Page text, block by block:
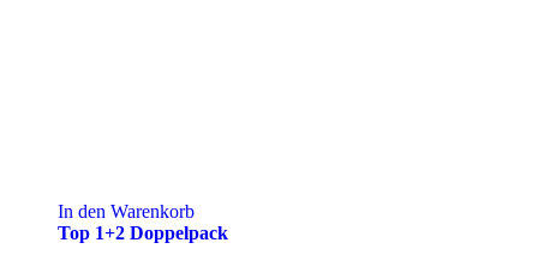
In den Warenkorb
Top 1+2 Doppelpack